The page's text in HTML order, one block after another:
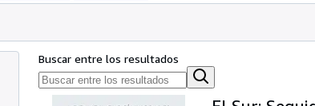
Buscar entre los resultados